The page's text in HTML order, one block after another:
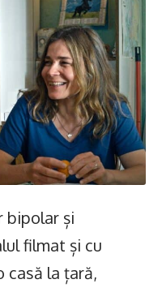
bipolar și
filmat și cu
casă la țară,